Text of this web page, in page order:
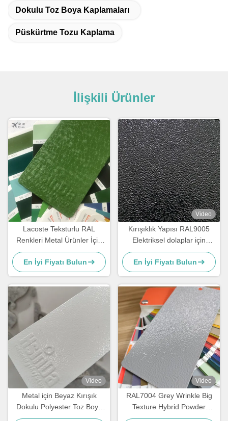
Dokulu Toz Boya Kaplamaları
Püskürtme Tozu Kaplama
İlişkili Ürünler
Lacoste Teksturlu RAL
Renkleri Metal Ürünler İçin
Epoksi Poliester Toz
Kaplama
En İyi Fiyatı Bulun
Video
Kırışıklık Yapısı RAL9005
Elektriksel dolaplar için
elektrostatik püskürtme
yoluyla Moire toz kaplama
En İyi Fiyatı Bulun
Video
Metal için Beyaz Kırışık
Dokulu Polyester Toz Boya
60-80um
Video
RAL7004 Grey Wrinkle Big
Texture Hybrid Powder
Coating Paint for metal